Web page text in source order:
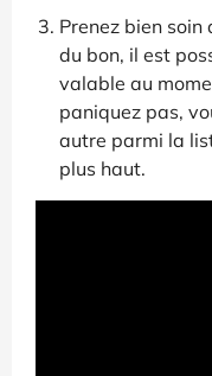
Prenez bien
du bon, il est
valable au
paniquez pas,
autre parmi la
plus haut.